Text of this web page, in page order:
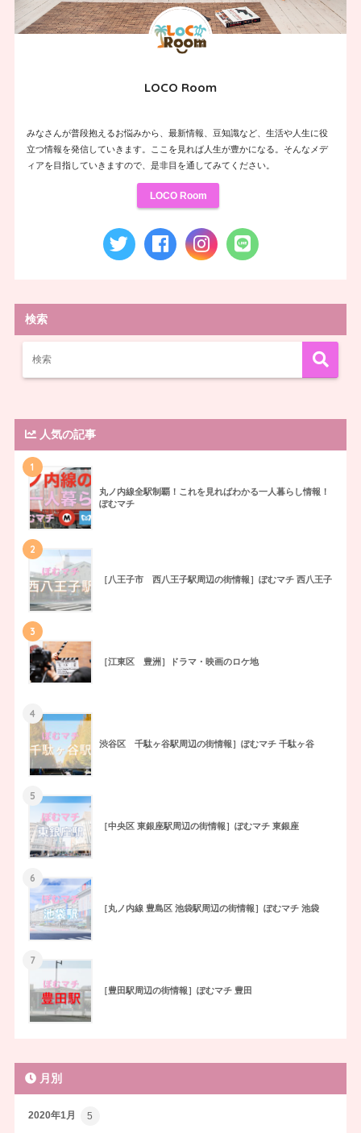
LOCO Room
みなさんが普段抱えるお悩みから、最新情報、豆知識など、生活や人生に役
立つ情報を発信していきます。ここを見れば人生が豊かになる。そんなメデ
ィアを目指していきますので、是非目を通してみてください。
LOCO Room
検索
人気の記事
1
丸ノ内線全駅制覇！これを見ればわかる一人暮らし情報！
ぽむマチ
2
［八王子市 西八王子駅周辺の街情報］ぽむマチ 西八王子
3
［江東区 豊洲］ドラマ・映画のロケ地
4
渋谷区 千駄ヶ谷駅周辺の街情報］ぽむマチ 千駄ヶ谷
5
［中央区 東銀座駅周辺の街情報］ぽむマチ 東銀座
6
［丸ノ内線 豊島区 池袋駅周辺の街情報］ぽむマチ 池袋
7
［豊田駅周辺の街情報］ぽむマチ 豊田
月別
2020年1月 5